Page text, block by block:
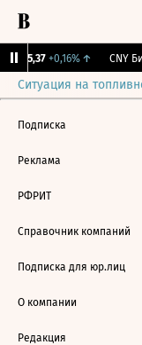
115,37 +0,16%↑ CNY
Ситуация на
Подписка
Реклама
РФРИТ
Справочник компаний
Подписка для юр.лиц
О компании
Редакция